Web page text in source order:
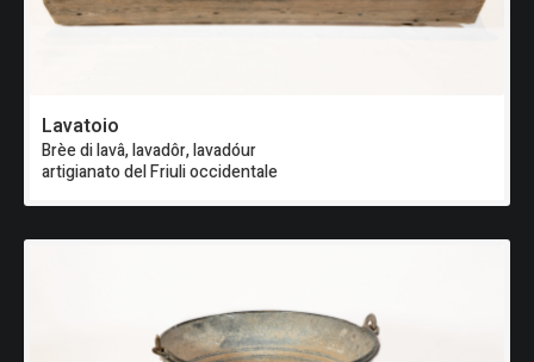
Lavatoio
Brèe di lavâ, lavadôr, lavadóur
artigianato del Friuli occidentale